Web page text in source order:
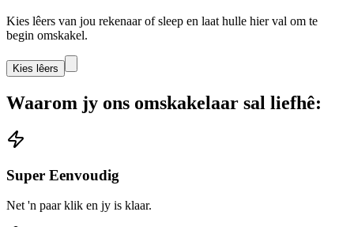
Kies lêers van jou rekenaar of sleep en laat hulle hier val om te
begin omskakel.
Kies lêers
Waarom jy ons omskakelaar sal liefhê:
Super Eenvoudig
Net 'n paar klik en jy is klaar.